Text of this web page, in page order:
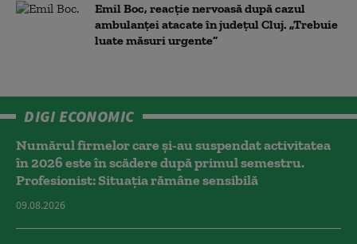
Emil Boc, reacție nervoasă după cazul
ambulanței atacate în județul Cluj. „Trebuie
luate măsuri urgente”
DIGI ECONOMIC
Numărul firmelor care și-au suspendat activitatea
în 2026 este în scădere după primul semestru.
Profesionist: Situația rămâne sensibilă
09.08.2026